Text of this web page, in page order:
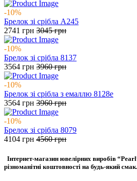
-10%
Брелок зі срібла А245
2741 грн 3045грн
-10%
Брелок зі срібла 8137
3564 грн 3960грн
-10%
Брелок зі срібла з емаллю 8128е
3564 грн 3960грн
-10%
Брелок зі срібла 8079
4104 грн 4560грн
Інтернет-магазин ювелірних виробів
різноманітні коштовності на будь-який смак.